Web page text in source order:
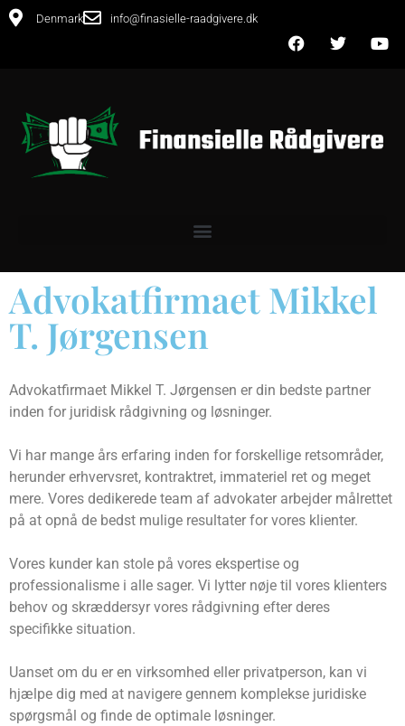
Denmark info@finasielle-raadgivere.dk
Advokatfirmaet Mikkel
T. Jørgensen
Advokatfirmaet Mikkel T. Jørgensen er din bedste partner
inden for juridisk rådgivning og løsninger.
Vi har mange års erfaring inden for forskellige retsområder,
herunder erhvervsret, kontraktret, immateriel ret og meget
mere. Vores dedikerede team af advokater arbejder målrettet
på at opnå de bedst mulige resultater for vores klienter.
Vores kunder kan stole på vores ekspertise og
professionalisme i alle sager. Vi lytter nøje til vores klienters
behov og skræddersyr vores rådgivning efter deres
specifikke situation.
Uanset om du er en virksomhed eller privatperson, kan vi
hjælpe dig med at navigere gennem komplekse juridiske
spørgsmål og finde de optimale løsninger.